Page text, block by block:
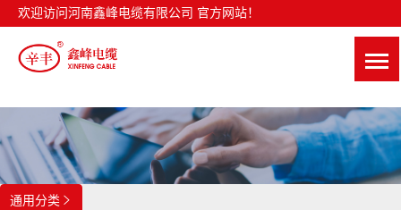
欢迎访问河南鑫峰电缆有限公司 官方网站！
通用分类 